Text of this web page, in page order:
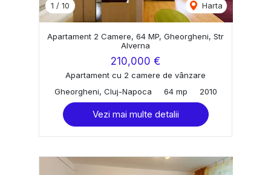
1 / 10 Harta
Apartament 2 Camere, 64 MP, Gheorgheni, Str
Alverna
210,000 €
Apartament cu 2 camere de vânzare
Gheorgheni, Cluj-Napoca
64 mp 2010
Vezi mai multe detalii